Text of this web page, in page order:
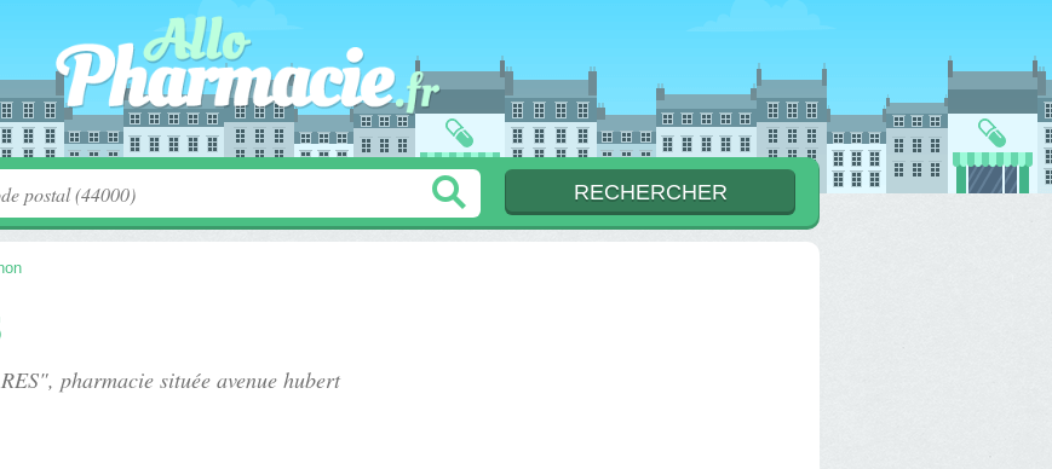
pharmacie située avenue hubert